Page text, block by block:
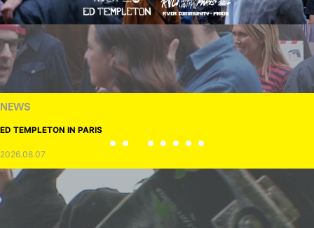
NEWS
ED TEMPLETON IN PARIS
2026.08.07